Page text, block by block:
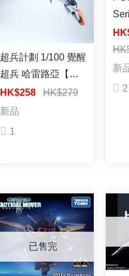
超兵計劃 1/100 覺醒
超兵 哈雷路亞【主
天使】塑料拼裝模型
HK$258 HK$279
新品
1
龍
新
2
已售完